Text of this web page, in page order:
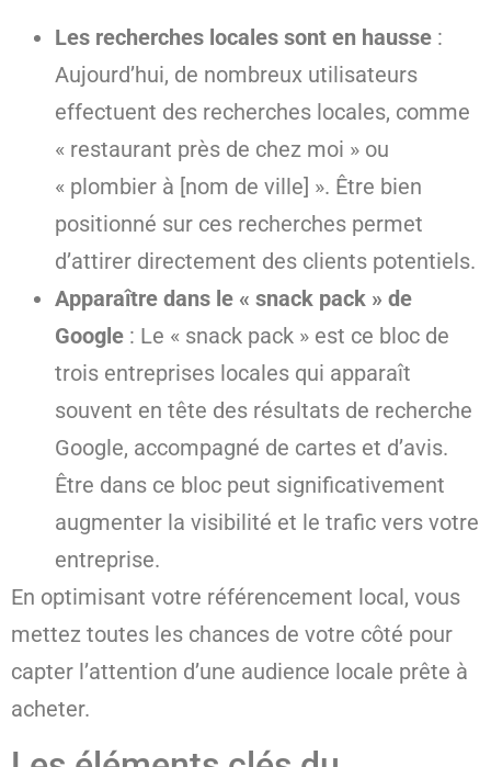
Les recherches locales sont en hausse :
Aujourd’hui, de nombreux utilisateurs
effectuent des recherches locales, comme
« restaurant près de chez moi » ou
« plombier à [nom de ville] ». Être bien
positionné sur ces recherches permet
d’attirer directement des clients potentiels.
Apparaître dans le « snack pack » de
Google : Le « snack pack » est ce bloc de
trois entreprises locales qui apparaît
souvent en tête des résultats de recherche
Google, accompagné de cartes et d’avis.
Être dans ce bloc peut significativement
augmenter la visibilité et le trafic vers votre
entreprise.
En optimisant votre référencement local, vous
mettez toutes les chances de votre côté pour
capter l’attention d’une audience locale prête à
acheter.